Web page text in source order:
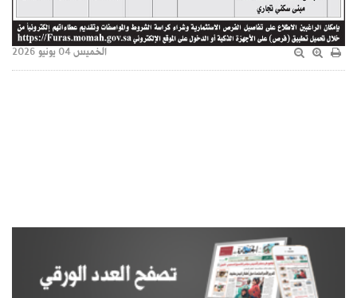
الخميس 04 يونيو 2026